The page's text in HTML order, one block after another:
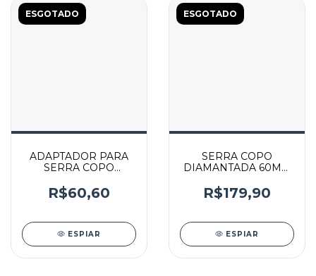
ESGOTADO
ADAPTADOR PARA
SERRA COPO
ROSCA M14 - 001520 -
GLG
R$60,60
ESPIAR
ESGOTADO
SERRA COPO
DIAMANTADA 60MM
R$179,90
ESPIAR